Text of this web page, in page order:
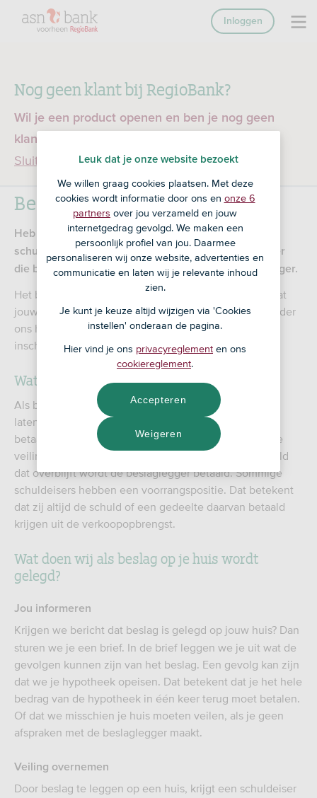
Nog geen klant bij RegioBank?
Wil je een product openen en ben je nog geen
klant bij RegioBank?
Sluiten
Inloggen
Beslag op je huis
Heb je een schuld én een eigen huis? Dan kan een
schuldeiser beslag leggen op je huis. Een schuldeiser
die beslag legt op je huis, noemen we een beslaglegger.
Het beslag wordt gelegd door een deurwaarder. Omdat
jouw hypotheek bij ons loopt, informeert de deurwaarder
ons hier ook over. Ook laat de deurwaarder het beslag
inschrijven bij het Kadaster.
Wat betekent beslag op je huis voor jou?
Als beslag op je huis ligt, kan de beslaglegger je huis
laten veilen als je jouw schuld niet betaalt of geen
betaalafspraak maakt. Met de verkoopopbrengst uit de
veiling wordt eerst de hypotheek ingelost. Met het geld
dat overblijft wordt de beslaglegger betaald. Sommige
schuldeisers hebben een voorrangspositie. Dat betekent
dat zij altijd de schuld of een gedeelte daarvan betaald
krijgen uit de verkoopopbrengst.
Wat doen wij als beslag op je huis wordt
gelegd?
Jou informeren
Krijgen we bericht dat beslag is gelegd op jouw huis? Dan
sturen we je een brief. In de brief leggen we je uit wat de
gevolgen kunnen zijn van het beslag. Een gevolg kan zijn
dat we je hypotheek opeisen. Dat betekent dat je het hele
bedrag van de hypotheek in één keer terug moet betalen.
Of dat we misschien je huis moeten veilen, als je geen
afspraken met de beslaglegger maakt.
Veiling overnemen
Door beslag te leggen op een huis, krijgt een schuldeiser
Leuk dat je onze website bezoekt
We willen graag cookies plaatsen. Met deze
cookies wordt informatie door ons en onze 6
partners over jou verzameld en jouw
internetgedrag gevolgd. We maken een
persoonlijk profiel van jou. Daarmee
personaliseren wij onze website, advertenties en
communicatie en laten wij je relevante inhoud
zien.
Je kunt je keuze altijd wijzigen via 'Cookies
instellen' onderaan de pagina.
Hier vind je ons privacyreglement en ons
cookiereglement.
Weigeren
Accepteren